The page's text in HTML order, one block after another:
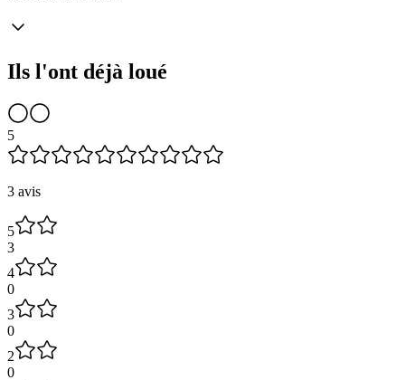
Ils l'ont déjà loué
5
3 avis
5
3
4
0
3
0
2
0